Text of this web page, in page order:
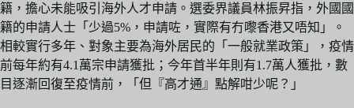
籍，擔心未能吸引海外人才申請。選委界議員林振昇指，外國國
籍的申請人士「少過5%，申請咗，實際有冇嚟香港又唔知」。
相較實行多年、對象主要為海外居民的「一般就業政策」，疫情
前每年約有4.1萬宗申請獲批；今年首半年則有1.7萬人獲批，數
目逐漸回復至疫情前，「但『高才通』點解咁少呢？」